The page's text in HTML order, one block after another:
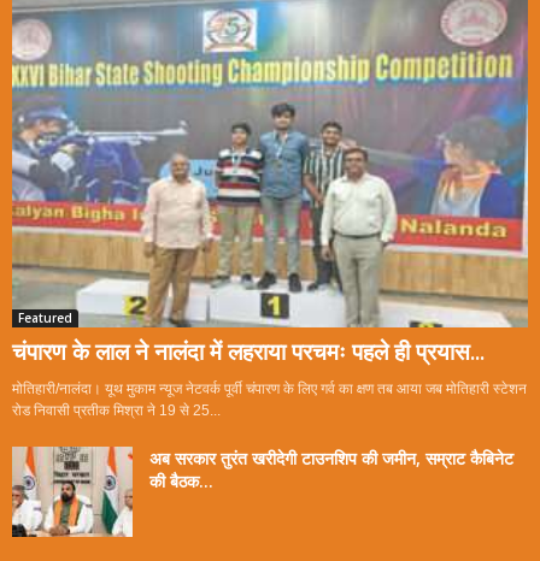
Featured
चंपारण के लाल ने नालंदा में लहराया परचमः पहले ही प्रयास...
मोतिहारी/नालंदा। यूथ मुकाम न्यूज नेटवर्क पूर्वी चंपारण के लिए गर्व का क्षण तब आया जब मोतिहारी स्टेशन
रोड निवासी प्रतीक मिश्रा ने 19 से 25...
अब सरकार तुरंत खरीदेगी टाउनशिप की जमीन, सम्राट कैबिनेट
की बैठक...